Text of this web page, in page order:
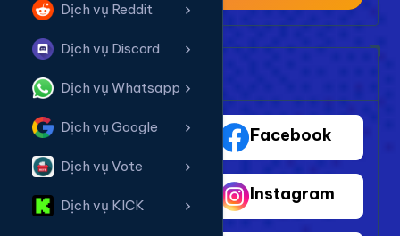
Dịch vụ Reddit
Dịch vụ Discord
Dịch vụ Whatsapp
Dịch vụ Google
Dịch vụ Vote
Dịch vụ KICK
TikTok Facebook
Instagram